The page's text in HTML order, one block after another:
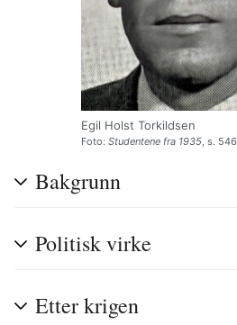
Egil Holst Torkildsen
Foto: Studentene fra 1935, s. 546
Bakgrunn
Politisk virke
Etter krigen